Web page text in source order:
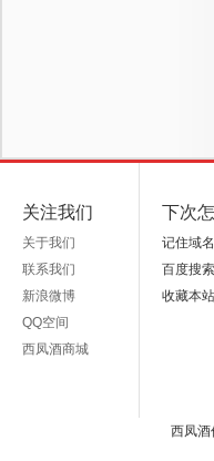
关注我们
关于我们
联系我们
新浪微博
QQ空间
西凤酒商城
下次
记住域名
百度搜索
收藏本站
西凤酒